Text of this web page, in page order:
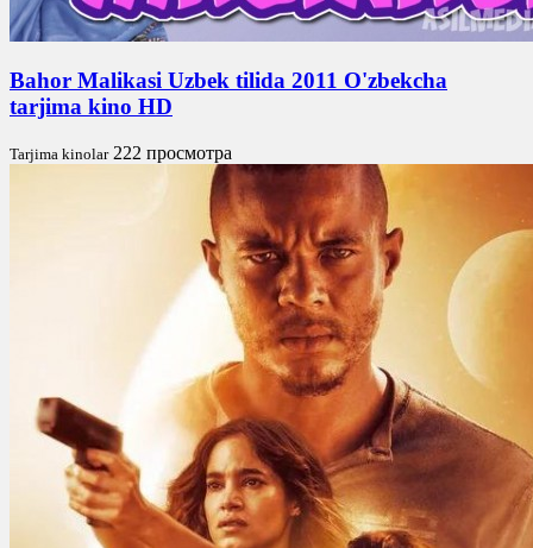
Bahor Malikasi Uzbek tilida 2011 O'zbekcha
tarjima kino HD
Tarjima kinolar 222 просмотра